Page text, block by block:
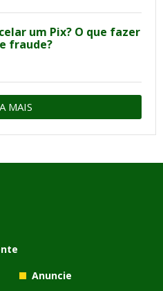
um Pix? O que fazer
fraude?
MAIS
Anuncie